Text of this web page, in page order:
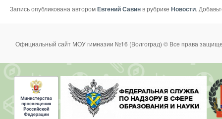
Запись опубликована авторомЕвгений Савинв рубрике Новости.
Официальный сайт МОУ гимназии №16 (Волгоград) © Все права